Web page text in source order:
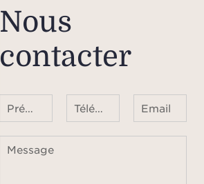
Nous
contacter
Email
Message